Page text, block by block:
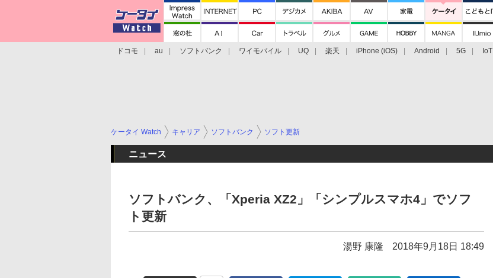
ドコモ au ソフトバンク ワイモバイル UQ 楽天 iPhone (iOS) Android 5G IoT
ケータイ Watch キャリア ソフトバンク ソフト更新
ニュース
ソフトバンク、「Xperia XZ2」「シンプルスマホ4」でソフ
ト更新
湯野 康隆 2018年9月18日 18:49